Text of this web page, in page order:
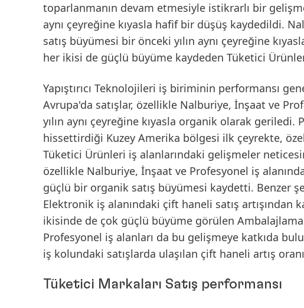
toparlanmanın devam etmesiyle istikrarlı bir
aynı çeyreğine kıyasla hafif bir düşüş kaydedildi.
satış büyümesi bir önceki yılın aynı çeyreğine
her ikisi de güçlü büyüme kaydeden Tüketici
Yapıştırıcı Teknolojileri iş biriminin performansı
Avrupa'da satışlar, özellikle Nalburiye, İnşaat ve
yılın aynı çeyreğine kıyasla organik olarak
hissettirdiği Kuzey Amerika bölgesi ilk çeyrekte,
Tüketici Ürünleri iş alanlarındaki gelişmeler
özellikle Nalburiye, İnşaat ve Profesyonel iş
güçlü bir organik satış büyümesi kaydetti. Benzer
Elektronik iş alanındaki çift haneli satış
ikisinde de çok güçlü büyüme görülen
Profesyonel iş alanları da bu gelişmeye katkıda
iş kolundaki satışlarda ulaşılan çift haneli artış
Tüketici Markaları Satış performansı